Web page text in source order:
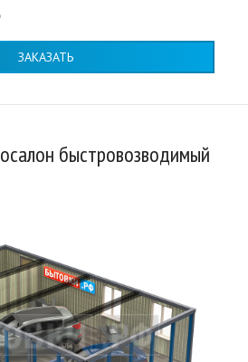
ЗАКАЗАТЬ
быстровозводимый